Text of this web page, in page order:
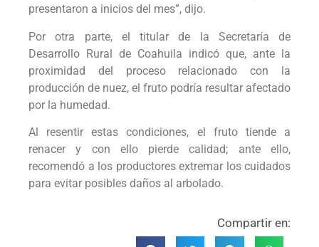
presentaron a inicios del mes”, dijo.
Por otra parte, el titular de la Secretaría de
Desarrollo Rural de Coahuila indicó que, ante la
proximidad del proceso relacionado con la
producción de nuez, el fruto podría resultar afectado
por la humedad.
Al resentir estas condiciones, el fruto tiende a
renacer y con ello pierde calidad; ante ello,
recomendó a los productores extremar los cuidados
para evitar posibles daños al arbolado.
Compartir en: